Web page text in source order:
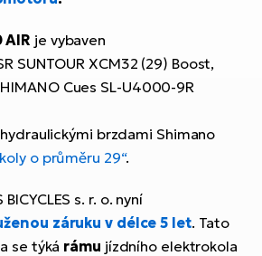
AIR je vybaven
SUNTOUR XCM32 (29) Boost,
Cues SL-U4000-9R
brzdami Shimano
koly o průměru 29“.
s. r. o. nyní
záruku v délce 5 let. Tato
se týká rámu jízdního elektrokola